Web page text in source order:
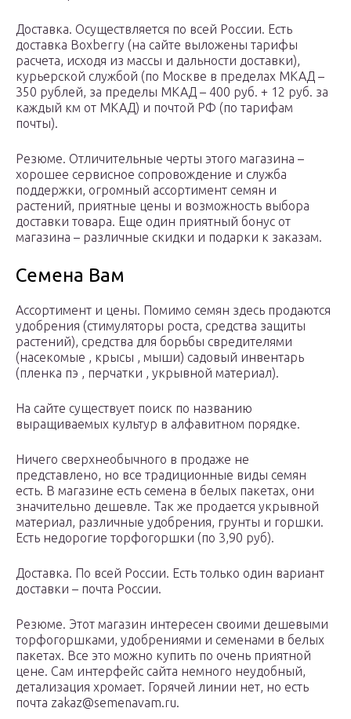
Доставка. Осуществляется по всей России. Есть
доставка Boxberry (на сайте выложены тарифы
расчета, исходя из массы и дальности доставки),
курьерской службой (по Москве в пределах МКАД –
350 рублей, за пределы МКАД – 400 руб. + 12 руб. за
каждый км от МКАД) и почтой РФ (по тарифам
почты).
Резюме. Отличительные черты этого магазина –
хорошее сервисное сопровождение и служба
поддержки, огромный ассортимент семян и
растений, приятные цены и возможность выбора
доставки товара. Еще один приятный бонус от
магазина – различные скидки и подарки к заказам.
Семена Вам
Ассортимент и цены. Помимо семян здесь продаются
удобрения (стимуляторы роста, средства защиты
растений), средства для борьбы свредителями
(насекомые , крысы , мыши) садовый инвентарь
(пленка пэ , перчатки , укрывной материал).
На сайте существует поиск по названию
выращиваемых культур в алфавитном порядке.
Ничего сверхнеобычного в продаже не
представлено, но все традиционные виды семян
есть. В магазине есть семена в белых пакетах, они
значительно дешевле. Так же продается укрывной
материал, различные удобрения, грунты и горшки.
Есть недорогие торфогоршки (по 3,90 руб).
Доставка. По всей России. Есть только один вариант
доставки – почта России.
Резюме. Этот магазин интересен своими дешевыми
торфогоршками, удобрениями и семенами в белых
пакетах. Все это можно купить по очень приятной
цене. Сам интерфейс сайта немного неудобный,
детализация хромает. Горячей линии нет, но есть
почта zakaz@semenavam.ru.